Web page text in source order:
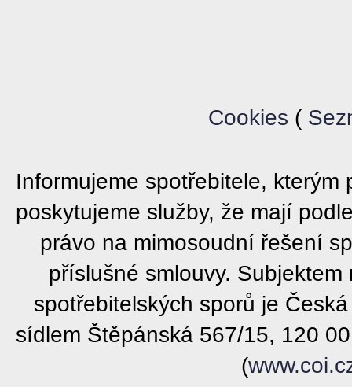
Cookies (
Informujeme spotřebitele, kterým
poskytujeme služby, že mají
právo na mimosoudní řešení
příslušné smlouvy.
spotřebitelských sporů je
sídlem Štěpánská 567/15, 120
(